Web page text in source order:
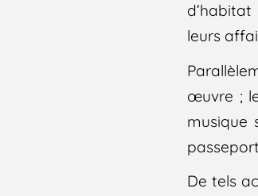
leurs
œuvre ;
musique
De tels